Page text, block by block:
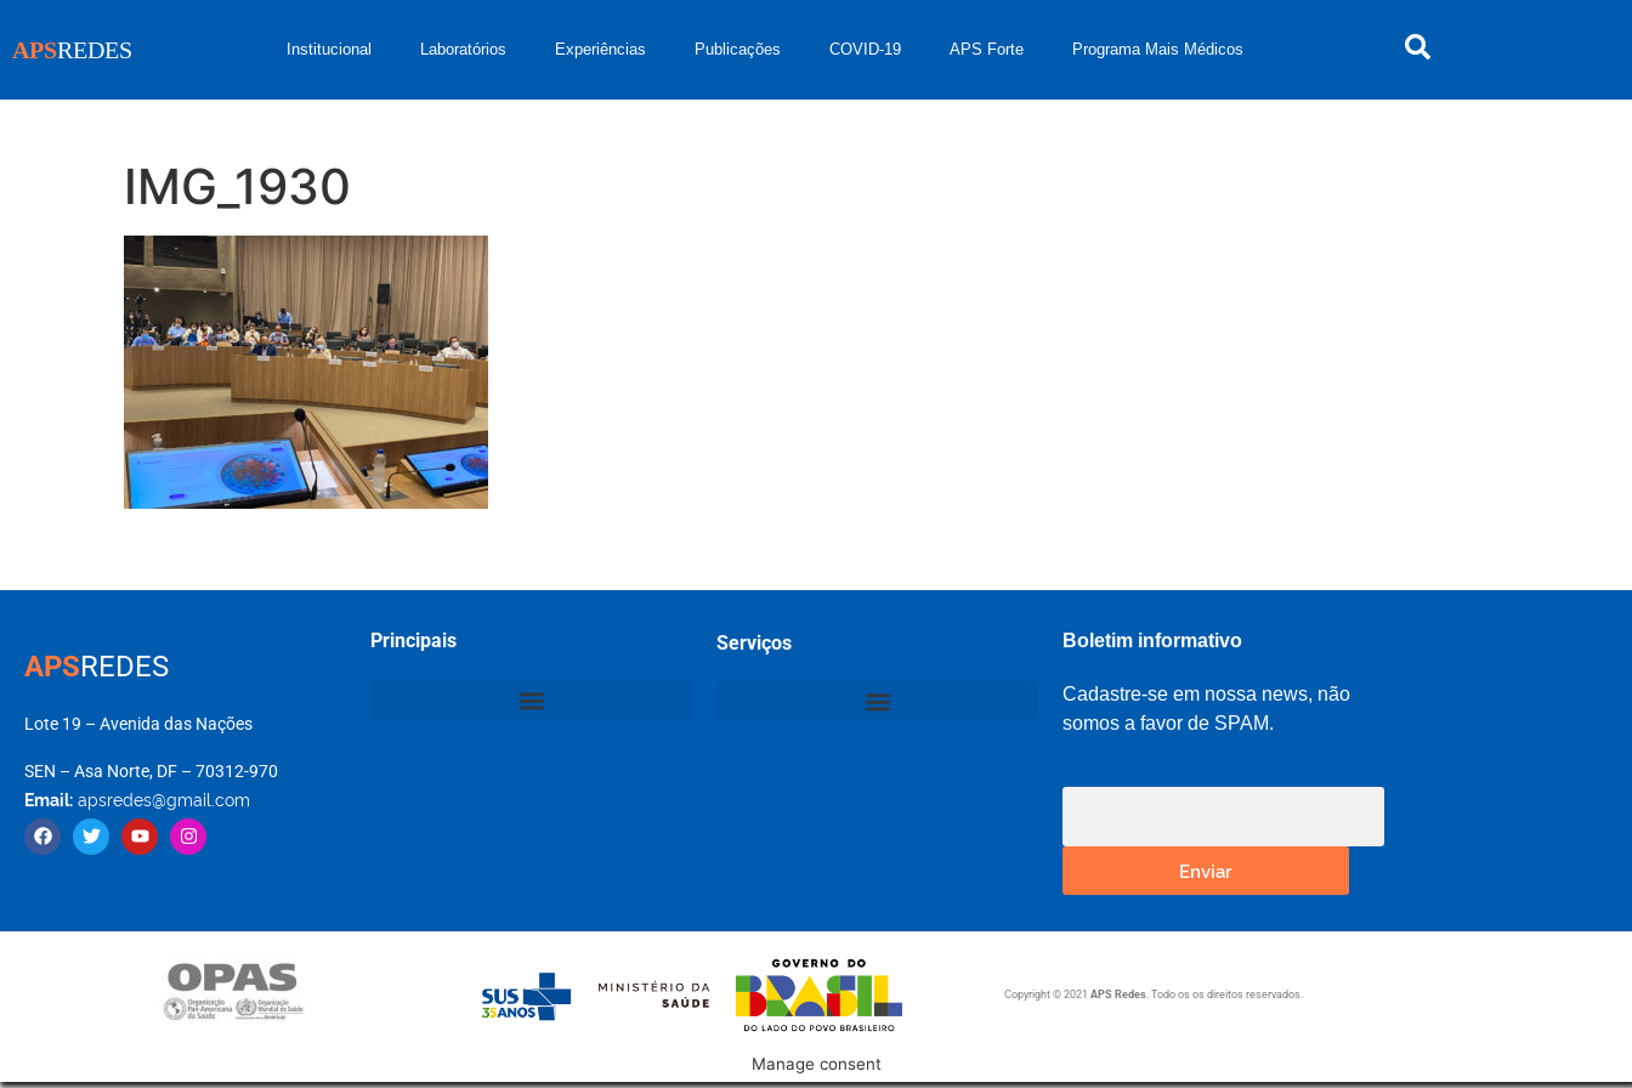
APSREDES Institucional Laboratórios Experiências Publicações COVID-19 APS Forte Programa Mais Médicos
IMG_1930
APSREDES
Lote 19 – Avenida das Nações
SEN – Asa Norte, DF – 70312-970
Email: apsredes@gmail.com
Principais Serviços Boletim informativo
Cadastre-se em nossa news, não
somos a favor de SPAM.
Enviar
Copyright © 2021 APS Redes. Todo os os direitos reservados.
Manage consent